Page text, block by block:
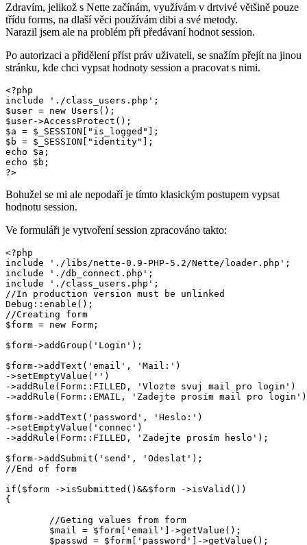
Zdravím, jelikož s Nette začínám, využívám v drtvivé většině pouze
třídu forms, na dlaší věci používám dibi a své metody.
Narazil jsem ale na problém při předávaní hodnot session.
Po autorizaci a přidělení příst práv uživateli, se snažím přejít na jinou
stránku, kde chci vypsat hodnoty session a pracovat s nimi.
<?php
include './class_users.php';
$user = new Users();
$user->AccessProtect();
$a = $_SESSION["is_logged"];
$b = $_SESSION["identity"];
echo $a;
echo $b;
?>
Bohužel se mi ale nepodaří je tímto klasickým postupem vypsat
hodnotu session.
Ve formuláři je vytvoření session zpracováno takto:
<?php
include './libs/nette-0.9-PHP-5.2/Nette/loader.php';
include './db_connect.php';
include './class_users.php';
//In production version must be unlinked
Debug::enable();
//Creating form
$form = new Form;
$form->addGroup('Login');
$form->addText('email', 'Mail:')
->setEmptyValue('')
->addRule(Form::FILLED, 'Vlozte svuj mail pro login')
->addRule(Form::EMAIL, 'Zadejte prosím mail pro
$form->addText('password', 'Heslo:')
->setEmptyValue('connec')
->addRule(Form::FILLED, 'Zadejte prosím heslo');
$form->addSubmit('send', 'Odeslat');
//End of form
if($form ->isSubmitted()&&$form ->isValid())
{